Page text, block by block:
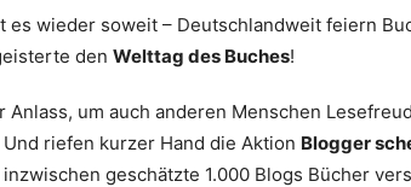
es wieder soweit – Deutschlandweit feiern
den Welttag des Buches!
Anlass, um auch anderen Menschen
Und riefen kurzer Hand die Aktion Blogger
inzwischen geschätzte 1.000 Blogs Bücher